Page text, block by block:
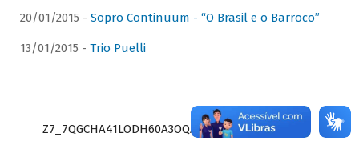
20/01/2015 - Sopro Continuum - “O Brasil e o Barroco”
13/01/2015 - Trio Puelli
Z7_7QGCHA41LODH60A3OQA8RN1415